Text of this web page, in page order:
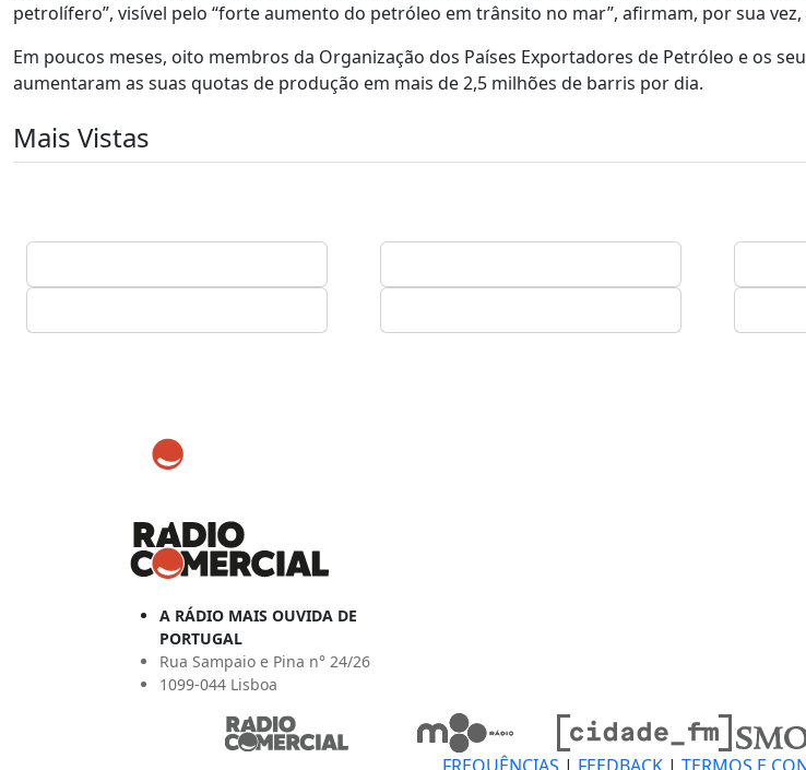
petrolífero”, visível pelo “forte aumento do petróleo em trânsito no mar”, afirmam, por sua vez,
Em poucos meses, oito membros da Organização dos Países Exportadores de Petróleo e os
aumentaram as suas quotas de produção em mais de 2,5 milhões de barris por dia.
Mais Vistas
A RÁDIO MAIS OUVIDA DE
PORTUGAL
Rua Sampaio e Pina n° 24/26
1099-044 Lisboa